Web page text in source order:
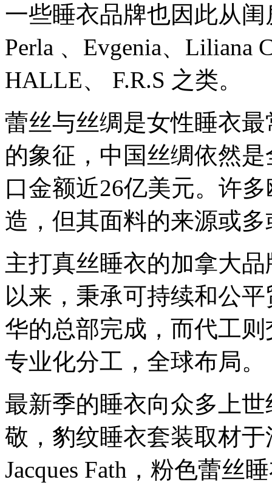
一些睡衣品牌也因此从闺
Perla 、Evgenia、Liliana
HALLE、 F.R.S 之类。
蕾丝与丝绸是女性睡衣
的象征，中国丝绸依然
口金额近26亿美元。许
造，但其面料的来源或
主打真丝睡衣的加拿大
以来，秉承可持续和公
华的总部完成，而代工
专业化分工，全球布局。
最新季的睡衣向众多上
敬，豹纹睡衣套装取材
Jacques Fath，粉色蕾丝